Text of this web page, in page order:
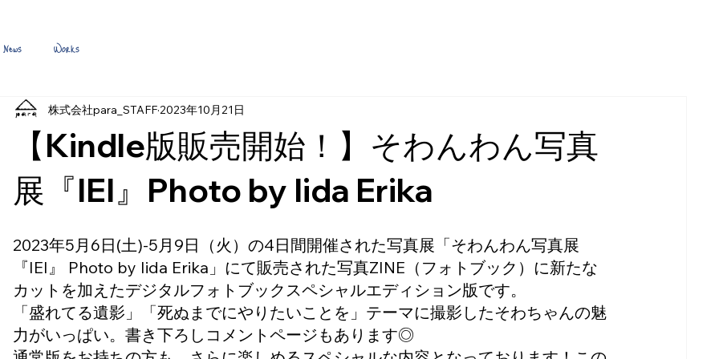
News Works
【Kindle版販売開始！】そわんわん写真
展『IEI』Photo by Iida Erika
株式会社para_STAFF 2023年10月21日
2023年5月6日(土)-5月9日（火）の4日間開催された写真展「そわんわん写真展
『IEI』 Photo by Iida Erika」にて販売された写真ZINE（フォトブック）に新たな
カットを加えたデジタルフォトブックスペシャルエディション版です。
「盛れてる遺影」「死ぬまでにやりたいことを」テーマに撮影したそわちゃんの魅
力がいっぱい。書き下ろしコメントページもあります◎